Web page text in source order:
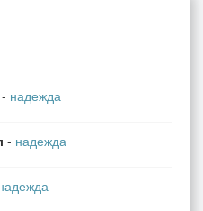
- надежда
- надежда